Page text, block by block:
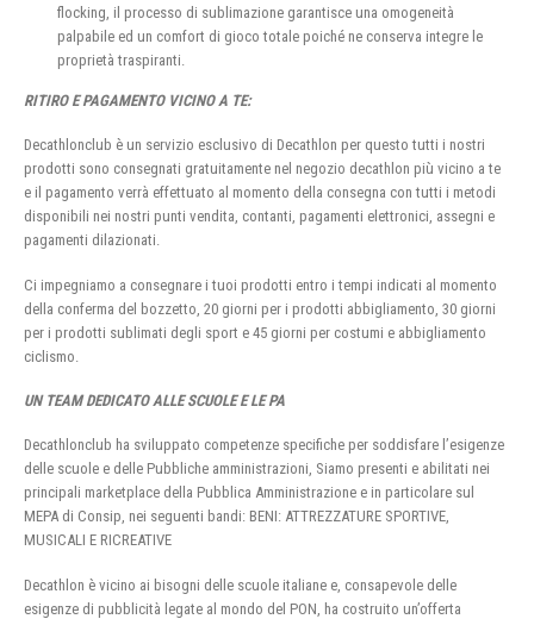
flocking, il processo di sublimazione garantisce una omogeneità
palpabile ed un comfort di gioco totale poiché ne conserva integre le
proprietà traspiranti.
RITIRO E PAGAMENTO VICINO A TE:
Decathlonclub è un servizio esclusivo di Decathlon per questo tutti i nostri
prodotti sono consegnati gratuitamente nel negozio decathlon più vicino a te
e il pagamento verrà effettuato al momento della consegna con tutti i metodi
disponibili nei nostri punti vendita, contanti, pagamenti elettronici, assegni e
pagamenti dilazionati.
Ci impegniamo a consegnare i tuoi prodotti entro i tempi indicati al momento
della conferma del bozzetto, 20 giorni per i prodotti abbigliamento, 30 giorni
per i prodotti sublimati degli sport e 45 giorni per costumi e abbigliamento
ciclismo.
UN TEAM DEDICATO ALLE SCUOLE E LE PA
Decathlonclub ha sviluppato competenze specifiche per soddisfare l’esigenze
delle scuole e delle Pubbliche amministrazioni, Siamo presenti e abilitati nei
principali marketplace della Pubblica Amministrazione e in particolare sul
MEPA di Consip, nei seguenti bandi: BENI: ATTREZZATURE SPORTIVE,
MUSICALI E RICREATIVE
Decathlon è vicino ai bisogni delle scuole italiane e, consapevole delle
esigenze di pubblicità legate al mondo del PON, ha costruito un’offerta